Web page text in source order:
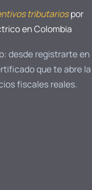
tributariospor
en Colombia
desde registrarte en
que te abre la
fiscales reales.